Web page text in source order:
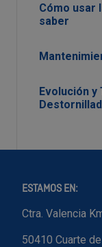
Cómo usar
saber
Evolución y
ESTAMOS EN:
Ctra. Valencia
50410 Cuarte